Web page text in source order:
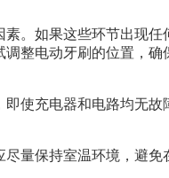
。如果这些环节出现任
整电动牙刷的位置，
使充电器和电路均无故
量保持室温环境，避免